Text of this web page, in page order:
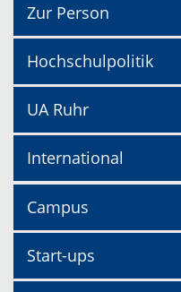
Zur Person
Hochschulpolitik
UA Ruhr
International
Campus
Start-ups